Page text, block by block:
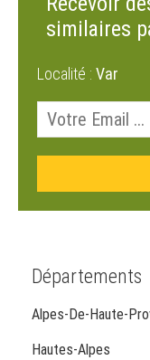
similaires
Localité : Var
Départements
Alpes-De-Haute-
Hautes-Alpes